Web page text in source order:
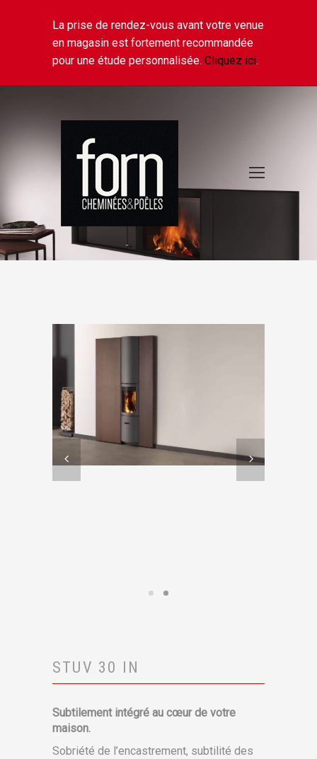
La prise de rendez-vous avant votre venue
en magasin est fortement recommandée
pour une étude personnalisée. Cliquez ici.
STUV 30 IN
Subtilement intégré au cœur de votre
maison.
Sobriété de l’encastrement, subtilité des